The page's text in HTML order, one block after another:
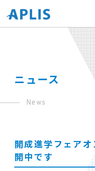
ニュース
News
開成進学フェア
開中です